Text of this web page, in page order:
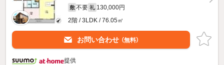
敷 不要 礼 130,000円
2階 / 3LDK / 76.05㎡
お問い合わせ （無料）
提供